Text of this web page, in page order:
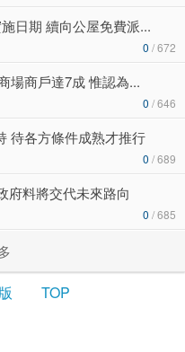
日期 續向公屋免費派...
0 / 672
場商戶達7成 惟認為...
0 / 646
待各方條件成熟才推行
0 / 689
府料將交代未來路向
0 / 685
TOP